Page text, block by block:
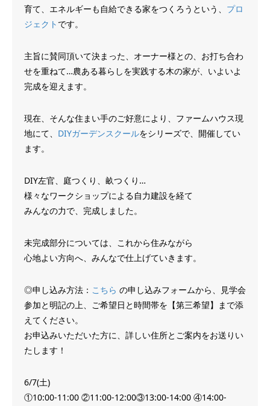
育て、エネルギーも自給できる家をつくろうという、 プロ
ジェクト です。
主旨に賛同頂いて決まった、オーナー様との、お打ち合わ
せを重ねて…農ある暮らしを実践する木の家が、いよいよ
完成を迎えます。
現在、そんな住まい手のご好意により、ファームハウス現
地にて、 DIYガーデンスクールをシリーズで、開催してい
ます。
DIY左官、庭つくり、畝つくり…
様々なワークショップによる自力建設を経て
みんなの力で、完成しました。
未完成部分については、これから住みながら
心地よい方向へ、みんなで仕上げていきます。
◎申し込み方法： こちら の申し込みフォームから、見学会
参加と明記の上、ご希望日と時間帯を【第三希望】まで添
えてください。
お申込みいただいた方に、詳しい住所とご案内をお送りい
たします！
6/7(土)
①‪10:00-11:00‬ ②‪11:00-12:00‬③‪13:00-14:00‬ ④‪14:00-